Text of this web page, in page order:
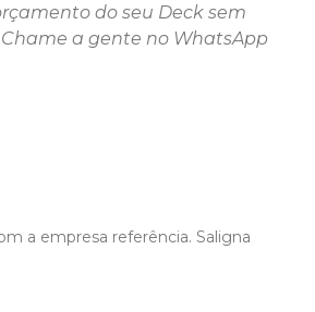
do seu Deck sem
a gente no WhatsApp